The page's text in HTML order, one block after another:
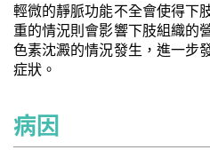
輕微的靜脈功能不全會使得下
重的情況則會影響下肢組織的
色素沈澱的情況發生，進一步
症狀。
病因